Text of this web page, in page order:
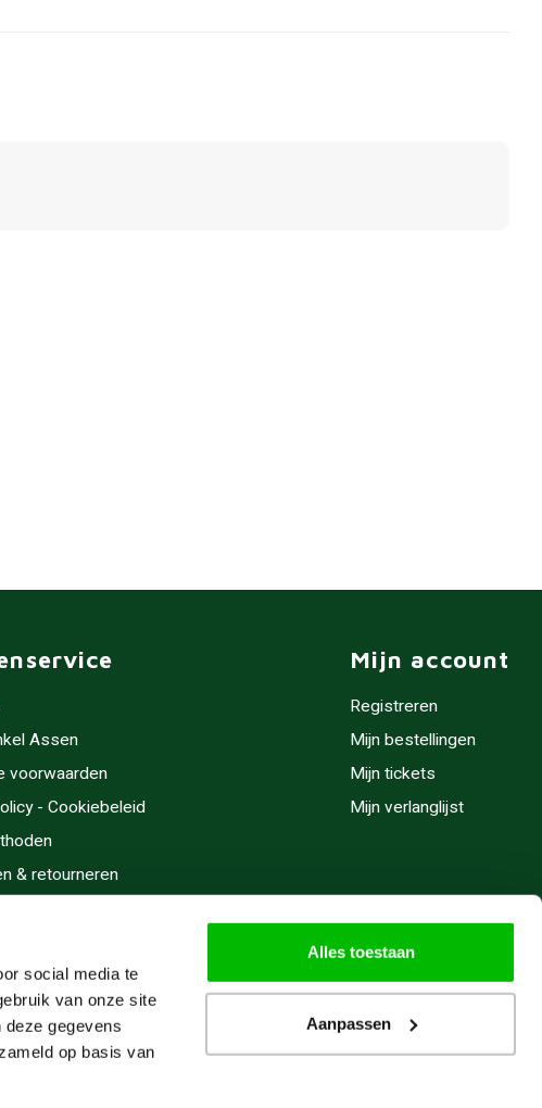
social media te
van onze site
gegevens
op basis van
Alles toestaan
Aanpassen
Assen
voorwaarden
- Cookiebeleid
& retourneren
Mijn account
Registreren
Mijn bestellingen
Mijn tickets
Mijn verlanglijst